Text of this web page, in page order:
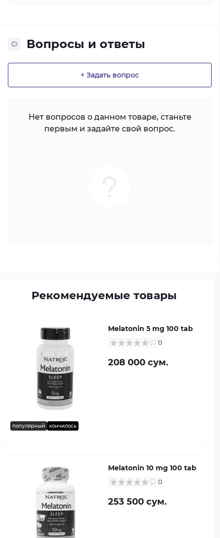
Вопросы и ответы
+ Задать вопрос
Нет вопросов о данном товаре, станьте
первым и задайте свой вопрос.
Рекомендуемые товары
популярный кончилось
Melatonin 5 mg 100 tab
0
208 000 сум.
Melatonin 10 mg 100 tab
0
253 500 сум.